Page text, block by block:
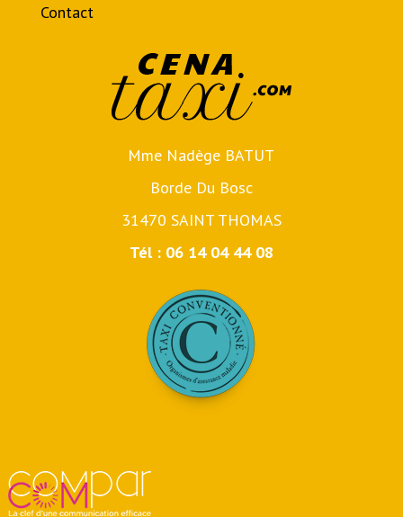
Contact
Mme Nadège BATUT
Borde Du Bosc
31470 SAINT THOMAS
Tél : 06 14 04 44 08